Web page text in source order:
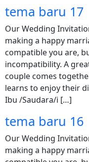
tema baru 17
Our Wedding
making a happy
compatible you are,
incompatibility. A
couple comes
learns to enjoy their
Ibu /Saudara/i […]
tema baru 16
Our Wedding
making a happy